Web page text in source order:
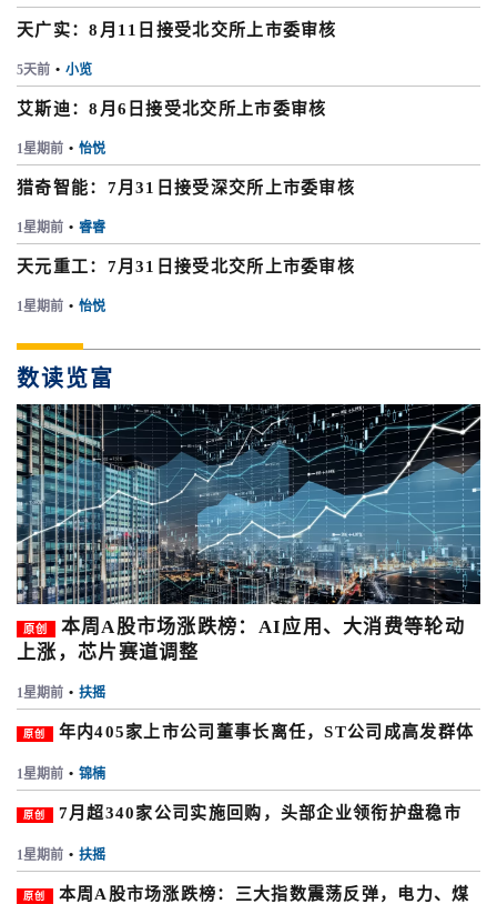
天广实：8月11日接受北交所上市委审核
5天前 • 小览
艾斯迪：8月6日接受北交所上市委审核
1星期前 • 怡悦
猎奇智能：7月31日接受深交所上市委审核
1星期前 • 睿睿
天元重工：7月31日接受北交所上市委审核
1星期前 • 怡悦
数读览富
原创
本周A股市场涨跌榜：AI应用、大消费等轮动
上涨，芯片赛道调整
1星期前 • 扶摇
原创 年内405家上市公司董事长离任，ST公司成高发群体
1星期前 • 锦楠
原创 7月超340家公司实施回购，头部企业领衔护盘稳市
1星期前 • 扶摇
原创
本周A股市场涨跌榜：三大指数震荡反弹，电力、煤